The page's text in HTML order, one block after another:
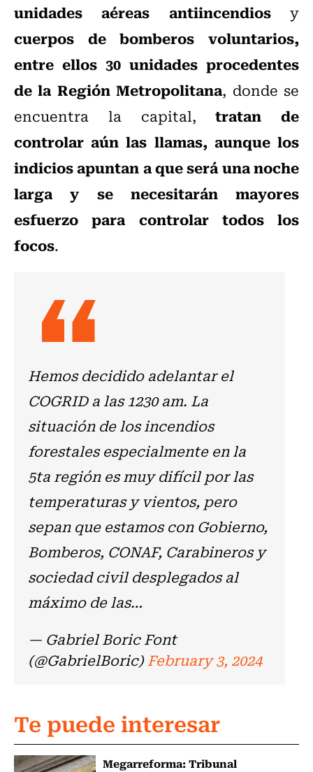
unidades aéreas antiincendiosy
cuerpos de bomberos voluntarios,
entre ellos 30 unidades procedentes
de la Región Metropolitana, donde se
encuentra la capital,tratan de
controlar aún las llamas, aunque los
indicios apuntan a que será una noche
larga y se necesitarán mayores
esfuerzo para controlar todos los
focos.
Hemos decidido adelantar el
COGRID a las 1230 am. La
situación de los incendios
forestales especialmente en la
5ta región es muy difícil por las
temperaturas y vientos, pero
sepan que estamos con Gobierno,
Bomberos, CONAF, Carabineros y
sociedad civil desplegados al
máximo de las…
— Gabriel Boric Font
(@GabrielBoric)February 3, 2024
Te puede interesar
Megarreforma: Tribunal